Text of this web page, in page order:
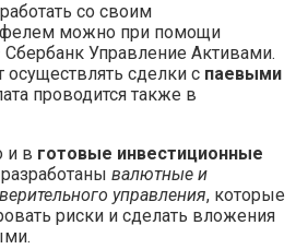
со своим
можно при помощи
Управление Активами.
осуществлять сделки с паевыми
проводится также в
и в готовые инвестиционные
валютные и
управления, которые
риски и сделать вложения